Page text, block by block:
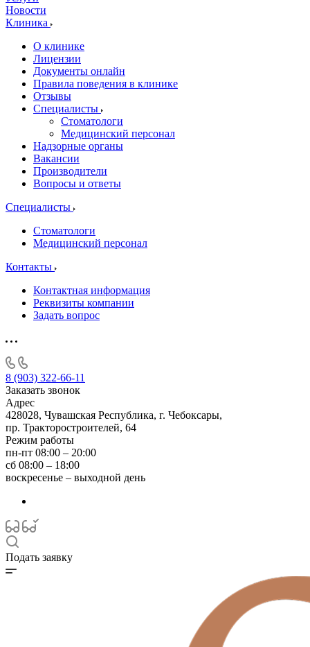
Новости
Клиника
О клинике
Лицензии
Документы онлайн
Правила поведения в клинике
Отзывы
Специалисты
Стоматологи
Медицинский персонал
Надзорные органы
Вакансии
Производители
Вопросы и ответы
Специалисты
Стоматологи
Медицинский персонал
Контакты
Контактная информация
Реквизиты компании
Задать вопрос
8 (903) 322-66-11
Заказать звонок
Адрес
428028, Чувашская Республика, г. Чебоксары,
пр. Тракторостроителей, 64
Режим работы
пн-пт 08:00 – 20:00
сб 08:00 – 18:00
воскресенье – выходной день
Подать заявку